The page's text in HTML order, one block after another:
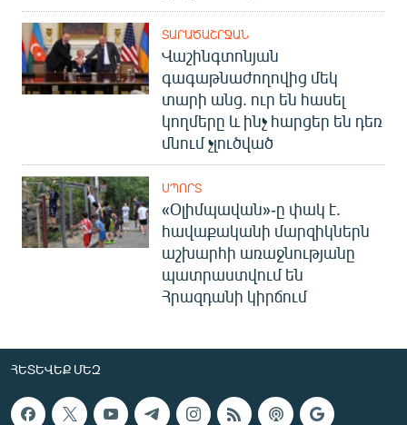
ՏԱՐԱԾԱՇՐՋԱՆ
Վաշինգտոնյան
գագաթնաժողովից մեկ
տարի անց. ուր են հասել
կողմերը և ինչ հարցեր են դեռ
մնում չլուծված
ՍՊՈՐՏ
«Օլիմպավան»-ը փակ է.
հավաքականի մարզիկներն
աշխարհի առաջնությանը
պատրաստվում են
Հրազդանի կիրճում
ՀԵՏԵՎԵՔ ՄԵԶ